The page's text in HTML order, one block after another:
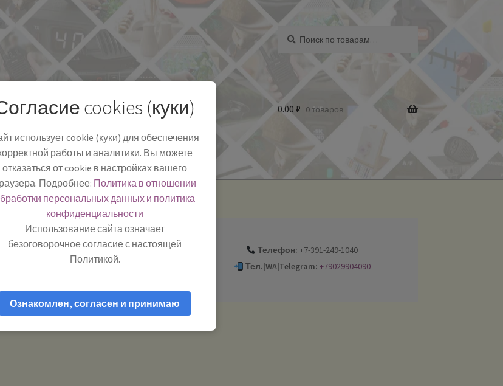
Полезная информация БЛОГ 0.00 ₽ 0 товаров
-
Телефон: +7-391-249-1040
Тел.|WA|Telegram: +79029904090
cookies (куки)
использует cookie (куки) для обеспечения
работы и аналитики. Вы можете
отказаться от cookie в настройках вашего
Подробнее: Политика в отношении
персональных данных и политика
конфиденциальности
Использование сайта означает
безоговорочное согласие с настоящей
Политикой.
Ознакомлен, согласен и принимаю